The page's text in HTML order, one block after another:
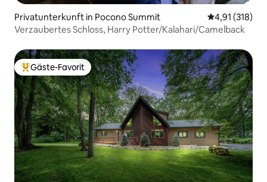
Privatunterkunft in Pocono Summit
4,91 (318)
Verzaubertes Schloss, Harry Potter/Kalahari/Camelback
Beliebter Gäste-Favorit.
Gäste-Favorit